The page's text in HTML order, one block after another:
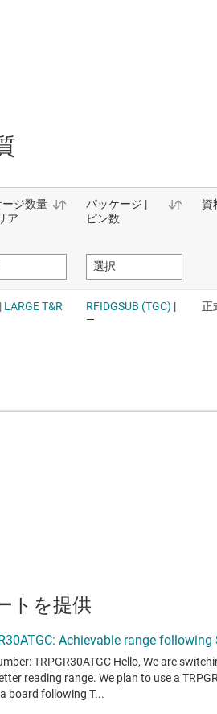
トを提供